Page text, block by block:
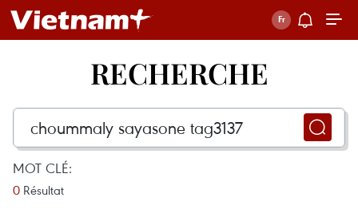
RECHERCHE
MOT CLÉ:
0 Résultat